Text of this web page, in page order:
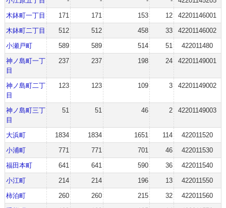
木鉢町一丁目
171 171 153 12
42201146001
木鉢町二丁目
512 512 458 33
42201146002
小瀬戸町
589 589 514 51
422011480
神ノ島町一丁
目
237 237 198 24 42201149001
神ノ島町二丁
目
123 123 109 3 42201149002
神ノ島町三丁
目
51 51 46 2 42201149003
大浜町 1834 1834 1651 114
422011520
小浦町
771 771 701 46
422011530
福田本町
641 641 590 36
422011540
小江町
214 214 196 13
422011550
柿泊町
260 260 215 32
422011560